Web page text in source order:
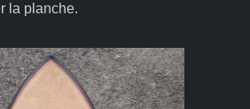
la planche.